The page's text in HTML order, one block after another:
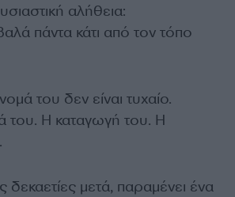
αλήθεια:
πάντα κάτι από τον τόπο
του δεν είναι τυχαίο.
του. Η καταγωγή του. Η
δεκαετίες μετά, παραμένει ένα